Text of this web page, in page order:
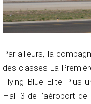
Par ailleurs, la
des classes La
Flying Blue Elite Plus
Hall 3 de l’aéroport